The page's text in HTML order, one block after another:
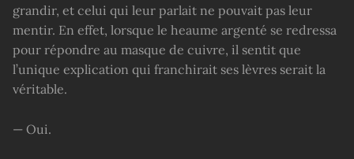
grandir, et celui qui leur parlait ne pouvait pas leur
mentir. En effet, lorsque le heaume argenté se redressa
pour répondre au masque de cuivre, il sentit que
l’unique explication qui franchirait ses lèvres serait la
véritable.
— Oui.